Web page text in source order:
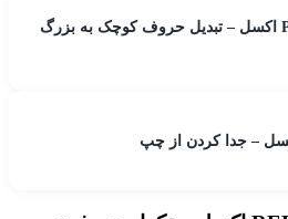
تابع PROPER اکسل – تبدیل حروف کوچک به بزرگ